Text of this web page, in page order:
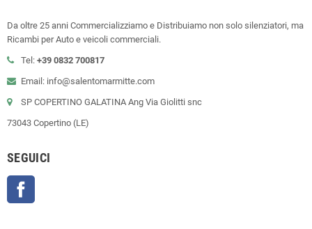
Da oltre 25 anni Commercializziamo e Distribuiamo non solo silenziatori, ma
Ricambi per Auto e veicoli commerciali.
Tel: +39 0832 700817
Email: info@salentomarmitte.com
SP COPERTINO GALATINA Ang Via Giolitti snc
73043 Copertino (LE)
SEGUICI